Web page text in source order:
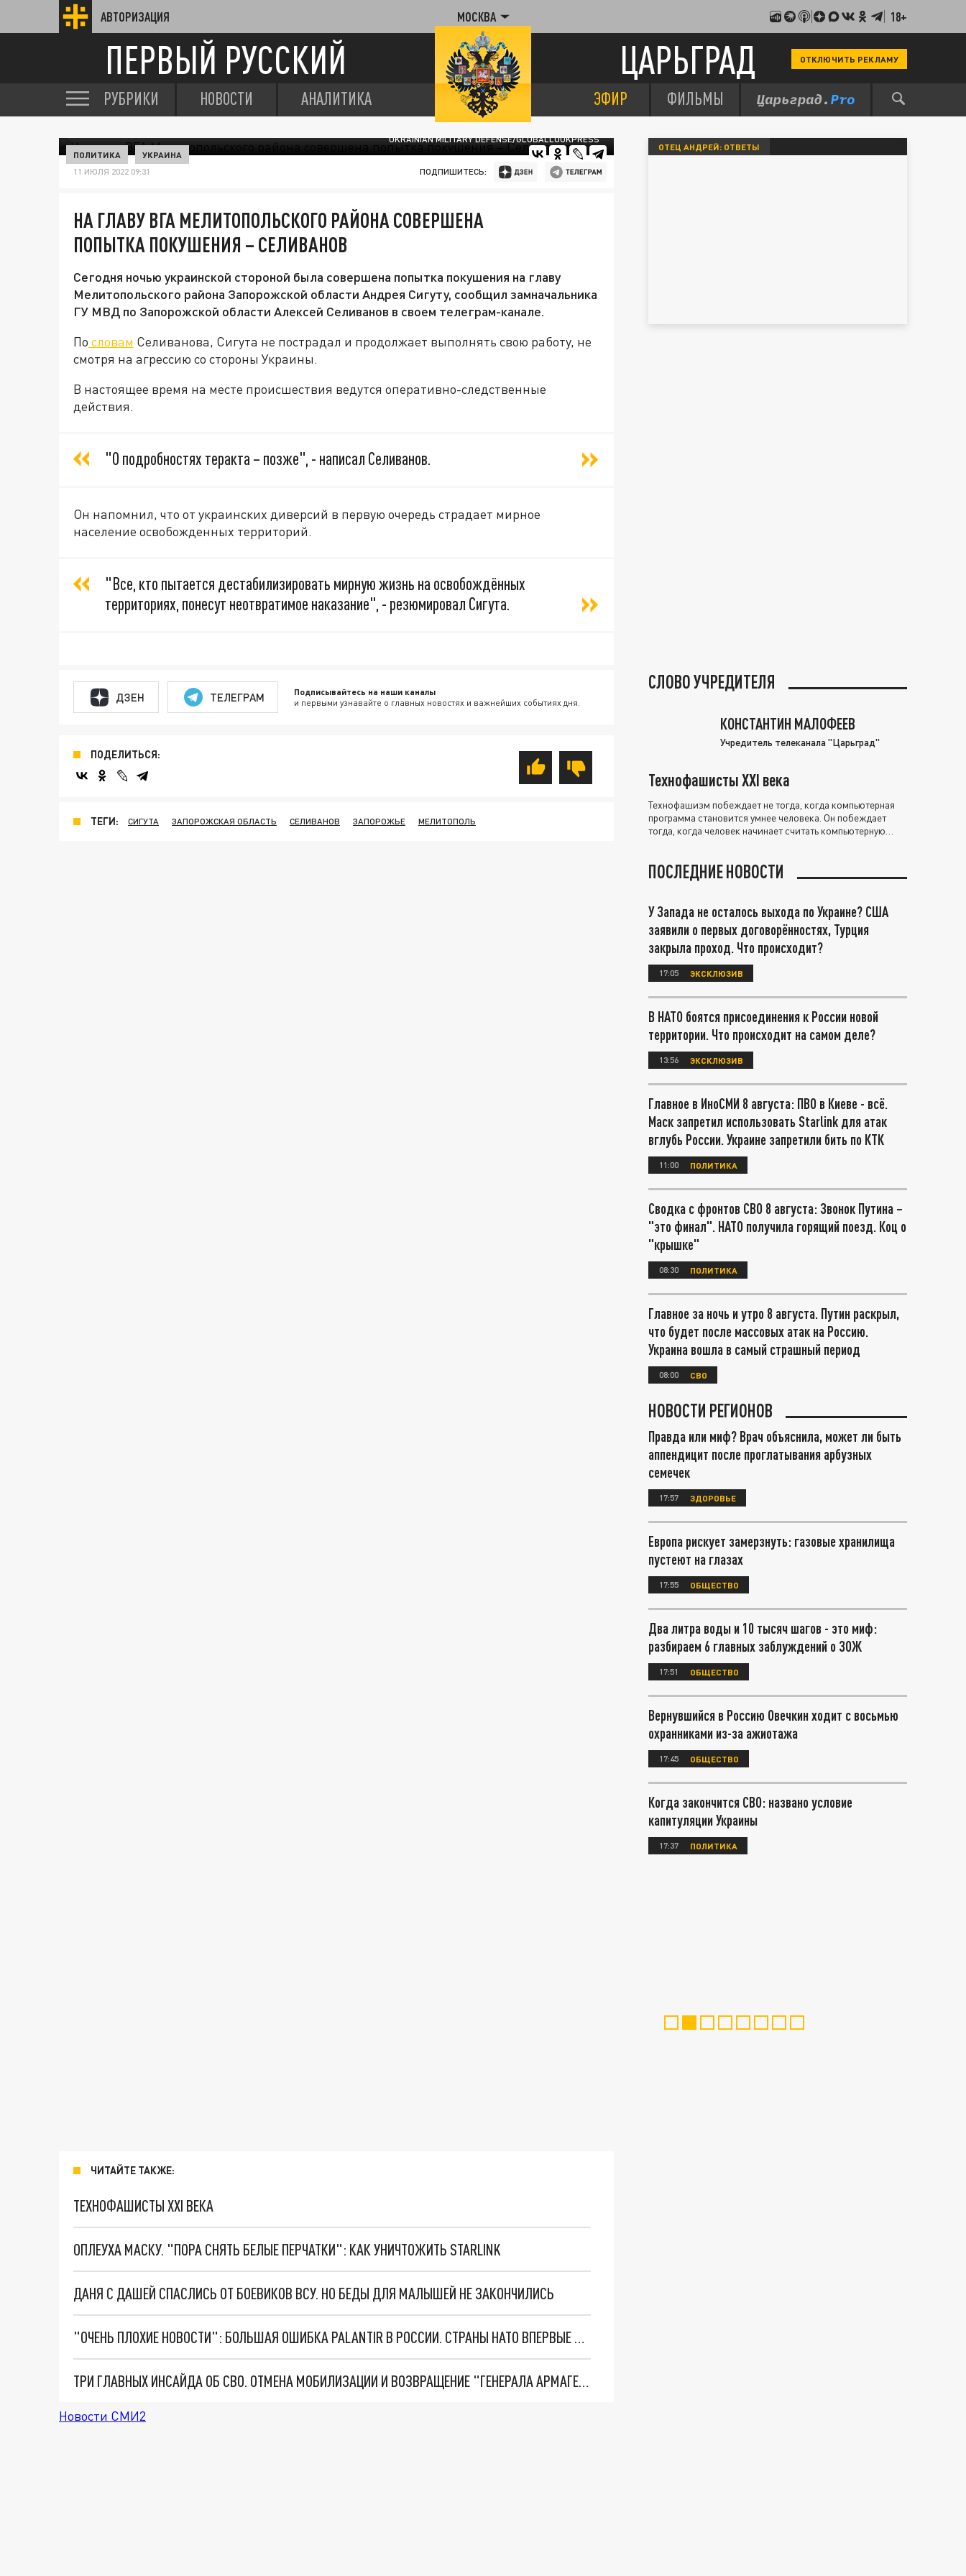
АВТОРИЗАЦИЯ МОСКВА 18+
ПЕРВЫЙ РУССКИЙ ЦАРЬГРАД ОТКЛЮЧИТЬ РЕКЛАМУ
РУБРИКИ НОВОСТИ АНАЛИТИКА ЭФИР ФИЛЬМЫ
UKRAINIAN MILITARY DEFENSE/GLOBALLOOKPRESS
ПОЛИТИКА УКРАИНА
11 ИЮЛЯ 2022 09:31 ПОДПИШИТЕСЬ:
НА ГЛАВУ ВГА МЕЛИТОПОЛЬСКОГО РАЙОНА СОВЕРШЕНА
ПОПЫТКА ПОКУШЕНИЯ – СЕЛИВАНОВ
Сегодня ночью украинской стороной была совершена попытка покушения на главу
Мелитопольского района Запорожской области Андрея Сигуту, сообщил замначальника
ГУ МВД по Запорожской области Алексей Селиванов в своем телеграм-канале.
По словам Селиванова, Сигута не пострадал и продолжает выполнять свою работу, не
смотря на агрессию со стороны Украины.
В настоящее время на месте происшествия ведутся оперативно-следственные
действия.
"О подробностях теракта – позже", - написал Селиванов.
Он напомнил, что от украинских диверсий в первую очередь страдает мирное
население освобожденных территорий.
"Все, кто пытается дестабилизировать мирную жизнь на освобождённых
территориях, понесут неотвратимое наказание", - резюмировал Сигута.
ДЗЕН ТЕЛЕГРАМ Подписывайтесь на наши каналы
и первыми узнавайте о главных новостях и важнейших событиях дня.
ПОДЕЛИТЬСЯ:
ТЕГИ: СИГУТА ЗАПОРОЖСКАЯ ОБЛАСТЬ СЕЛИВАНОВ ЗАПОРОЖЬЕ МЕЛИТОПОЛЬ
ЧИТАЙТЕ ТАКЖЕ:
ТЕХНОФАШИСТЫ XXI ВЕКА
ОПЛЕУХА МАСКУ. "ПОРА СНЯТЬ БЕЛЫЕ ПЕРЧАТКИ": КАК УНИЧТОЖИТЬ STARLINK
ДАНЯ С ДАШЕЙ СПАСЛИСЬ ОТ БОЕВИКОВ ВСУ. НО БЕДЫ ДЛЯ МАЛЫШЕЙ НЕ ЗАКОНЧИЛИСЬ
"ОЧЕНЬ ПЛОХИЕ НОВОСТИ": БОЛЬШАЯ ОШИБКА PALANTIR В РОССИИ. СТРАНЫ НАТО ВПЕРВЫЕ ЗА СВО ОСТАНОВИЛИ ПОСТАВКИ ОРУЖИЯ. ВСУ ТЕРЯЮТ ПРИГРАНИЧЬЕ?
ТРИ ГЛАВНЫХ ИНСАЙДА ОБ СВО. ОТМЕНА МОБИЛИЗАЦИИ И ВОЗВРАЩЕНИЕ "ГЕНЕРАЛА АРМАГЕДДОНА"? ОТЛИЧНЫЕ НОВОСТИ, КОТОРЫЕ ЖДАЛИ ВСЕ
Новости СМИ2
ОТЕЦ АНДРЕЙ: ОТВЕТЫ
СЛОВО УЧРЕДИТЕЛЯ
КОНСТАНТИН МАЛОФЕЕВ
Учредитель телеканала "Царьград"
Технофашисты XXI века
Технофашизм побеждает не тогда, когда компьютерная
программа становится умнее человека. Он побеждает
тогда, когда человек начинает считать компьютерную
ПОСЛЕДНИЕ НОВОСТИ
У Запада не осталось выхода по Украине? США
заявили о первых договорённостях, Турция
закрыла проход. Что происходит?
17:05 ЭКСКЛЮЗИВ
В НАТО боятся присоединения к России новой
территории. Что происходит на самом деле?
13:56 ЭКСКЛЮЗИВ
Главное в ИноСМИ 8 августа: ПВО в Киеве - всё.
Маск запретил использовать Starlink для атак
вглубь России. Украине запретили бить по КТК
11:00 ПОЛИТИКА
Сводка с фронтов СВО 8 августа: Звонок Путина –
"это финал". НАТО получила горящий поезд. Коц о
"крышке"
08:30 ПОЛИТИКА
Главное за ночь и утро 8 августа. Путин раскрыл,
что будет после массовых атак на Россию.
Украина вошла в самый страшный период
08:00 СВО
НОВОСТИ РЕГИОНОВ
Правда или миф? Врач объяснила, может ли быть
аппендицит после проглатывания арбузных
семечек
17:57 ЗДОРОВЬЕ
Европа рискует замерзнуть: газовые хранилища
пустеют на глазах
17:55 ОБЩЕСТВО
Два литра воды и 10 тысяч шагов - это миф:
разбираем 6 главных заблуждений о ЗОЖ
17:51 ОБЩЕСТВО
Вернувшийся в Россию Овечкин ходит с восьмью
охранниками из-за ажиотажа
17:45 ОБЩЕСТВО
Когда закончится СВО: названо условие
капитуляции Украины
17:37 ПОЛИТИКА